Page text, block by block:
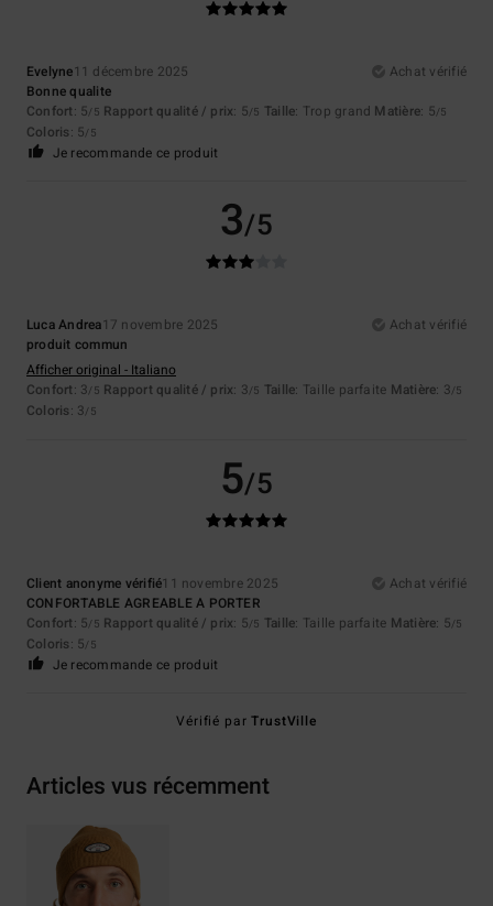
Evelyne11 décembre 2025
Achat vérifié
Bonne qualite
Confort: 5/5 Rapport qualité / prix: 5/5 Taille: Trop grand Matière: 5/5
Coloris: 5/5
Je recommande ce produit
3/5
Luca Andrea17 novembre 2025
Achat vérifié
produit commun
Afficher original - Italiano
Confort: 3/5 Rapport qualité / prix: 3/5 Taille: Taille parfaite Matière: 3/5
Coloris: 3/5
5/5
Client anonyme vérifié11 novembre 2025
Achat vérifié
CONFORTABLE AGREABLE A PORTER
Confort: 5/5 Rapport qualité / prix: 5/5 Taille: Taille parfaite Matière: 5/5
Coloris: 5/5
Je recommande ce produit
Vérifié parTrustVille
Articles vus récemment